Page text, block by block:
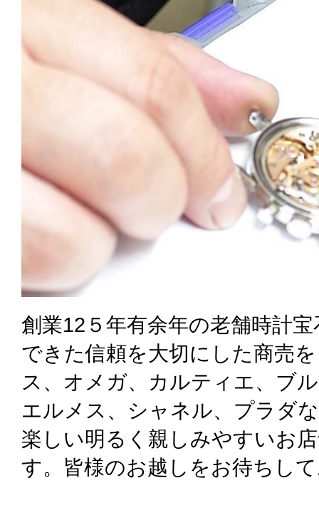
創業12５年有余年の老舗時計
できた信頼を大切にした商売
ス、オメガ、カルティエ、ブ
エルメス、シャネル、プラダ
楽しい明るく親しみやすいお
す。皆様のお越しをお待ちし